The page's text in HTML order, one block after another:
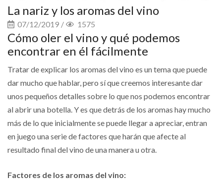
La nariz y los aromas del vino
07/12/2019 / 1575
Cómo oler el vino y qué podemos
encontrar en él fácilmente
Tratar de explicar los aromas del vino es un tema que puede
dar mucho que hablar, pero sí que creemos interesante dar
unos pequeños detalles sobre lo que nos podemos encontrar
al abrir una botella. Y es que detrás de los aromas hay mucho
más de lo que inicialmente se puede llegar a apreciar, entran
en juego una serie de factores que harán que afecte al
resultado final del vino de una manera u otra.
Factores de los aromas del vino: